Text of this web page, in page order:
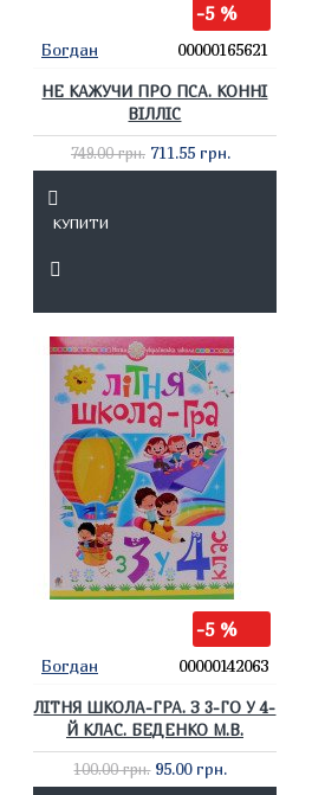
-5 %
Богдан 00000165621
НЕ КАЖУЧИ ПРО ПСА. КОННІ
ВІЛЛІС
749.00 грн. 711.55 грн.
КУПИТИ
-5 %
Богдан 00000142063
ЛІТНЯ ШКОЛА-ГРА. З 3-ГО У 4-
Й КЛАС. БЕДЕНКО М.В.
100.00 грн. 95.00 грн.